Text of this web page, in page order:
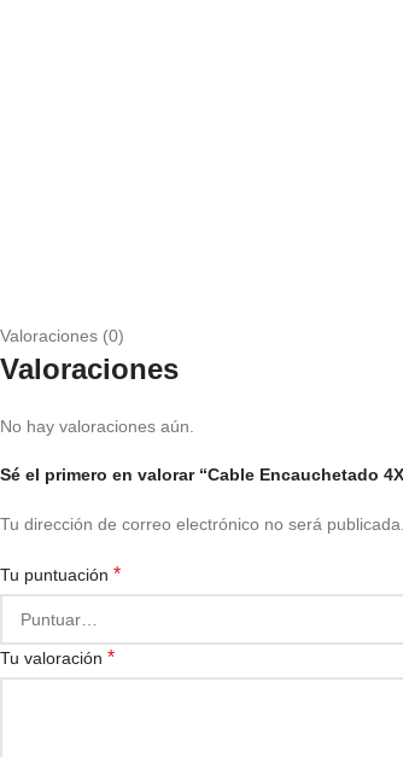
Valoraciones (0)
Valoraciones
No hay valoraciones aún.
Sé el primero en valorar “Cable Encauchetado
Tu dirección de correo electrónico no será publicada.
Tu puntuación *
Tu valoración *